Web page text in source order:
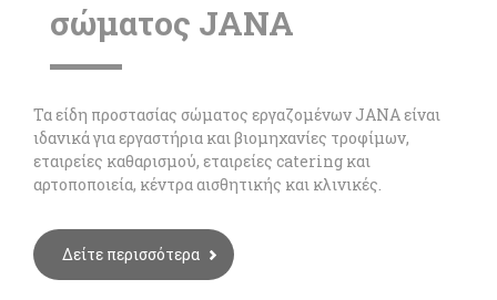
σώματος JANA
Τα είδη προστασίας σώματος εργαζομένων JANA είναι
ιδανικά για εργαστήρια και βιομηχανίες τροφίμων,
εταιρείες καθαρισμού, εταιρείες catering και
αρτοποποιεία, κέντρα αισθητικής και κλινικές.
Δείτε περισσότερα